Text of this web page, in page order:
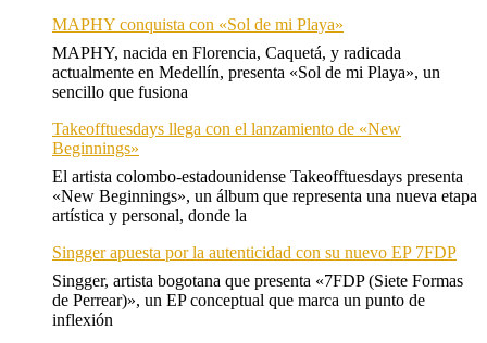
MAPHY conquista con «Sol de mi Playa»
MAPHY, nacida en Florencia, Caquetá, y radicada
actualmente en Medellín, presenta «Sol de mi Playa», un
sencillo que fusiona
Takeofftuesdays llega con el lanzamiento de «New
Beginnings»
El artista colombo-estadounidense Takeofftuesdays presenta
«New Beginnings», un álbum que representa una nueva etapa
artística y personal, donde la
Singger apuesta por la autenticidad con su nuevo EP 7FDP
Singger, artista bogotana que presenta «7FDP (Siete Formas
de Perrear)», un EP conceptual que marca un punto de
inflexión